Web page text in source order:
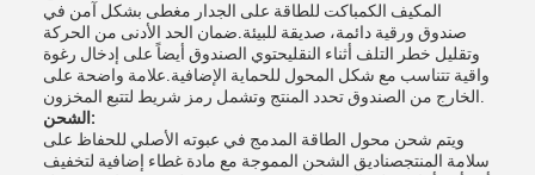
المكيف الكمباكت للطاقة على الجدار مغطى بشكل آمن في
صندوق ورقية دائمة، صديقة للبيئة.ضمان الحد الأدنى من الحركة
وتقليل خطر التلف أثناء النقليحتوي الصندوق أيضاً على إدخال رغوة
واقية تتناسب مع شكل المحول للحماية الإضافية.علامة واضحة على
الشحن:
ويتم شحن محول الطاقة المدمج في عبوته الأصلي للحفاظ على
سلامة المنتجصناديق الشحن المموجة مع مادة غطاء إضافية لتخفيف